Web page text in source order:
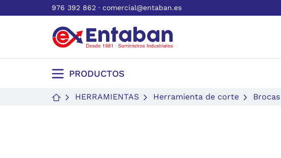
976 392 862 · comercial@entaban.es
PRODUCTOS
HERRAMIENTAS Herramienta de corte Brocas